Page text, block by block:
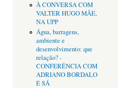
À CONVERSA COM
VALTER HUGO MÃE,
NA UPP
Água, barragens,
ambiente e
desenvolvimento: que
relação? -
CONFERÊNCIA COM
ADRIANO BORDALO
E SÁ